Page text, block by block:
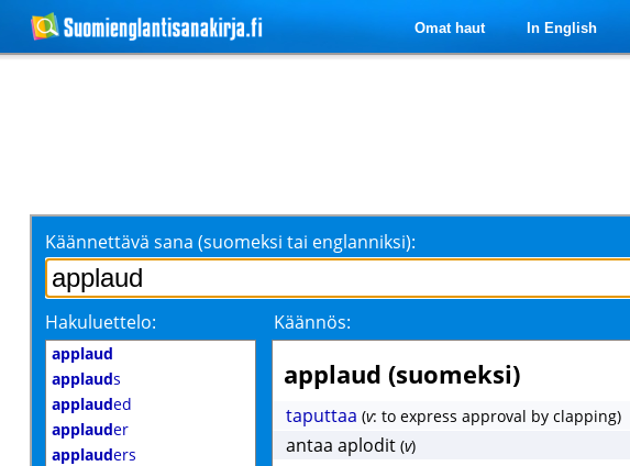
Omat haut In English
Käännettävä sana (suomeksi tai englanniksi):
Hakuluettelo: Käännös:
applaud
applauds
applauded
applauder
applauders
applaud (suomeksi)
taputtaa (v: to express approval by clapping)
antaa aplodit (v)